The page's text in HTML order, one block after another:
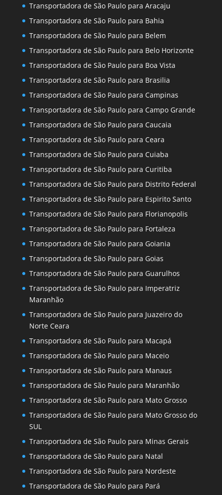
Transportadora de São Paulo para Aracaju
Transportadora de São Paulo para Bahia
Transportadora de São Paulo para Belem
Transportadora de São Paulo para Belo Horizonte
Transportadora de São Paulo para Boa Vista
Transportadora de São Paulo para Brasilia
Transportadora de São Paulo para Campinas
Transportadora de São Paulo para Campo Grande
Transportadora de São Paulo para Caucaia
Transportadora de São Paulo para Ceara
Transportadora de São Paulo para Cuiaba
Transportadora de São Paulo para Curitiba
Transportadora de São Paulo para Distrito Federal
Transportadora de São Paulo para Espirito Santo
Transportadora de São Paulo para Florianopolis
Transportadora de São Paulo para Fortaleza
Transportadora de São Paulo para Goiania
Transportadora de São Paulo para Goias
Transportadora de São Paulo para Guarulhos
Transportadora de São Paulo para Imperatriz
Maranhão
Transportadora de São Paulo para Juazeiro do
Norte Ceara
Transportadora de São Paulo para Macapá
Transportadora de São Paulo para Maceio
Transportadora de São Paulo para Manaus
Transportadora de São Paulo para Maranhão
Transportadora de São Paulo para Mato Grosso
Transportadora de São Paulo para Mato Grosso do
SUL
Transportadora de São Paulo para Minas Gerais
Transportadora de São Paulo para Natal
Transportadora de São Paulo para Nordeste
Transportadora de São Paulo para Pará